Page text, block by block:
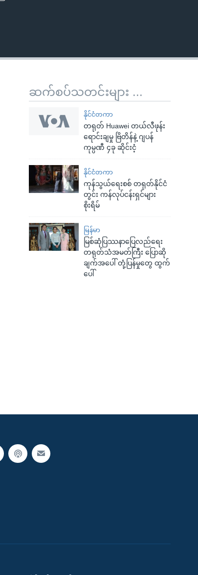
ဆက်စပ်သတင်းများ ...
နိုင်ငံတကာ
တရုတ် Huawei တယ်လီဖုန်း
ရောင်းချမှု ဗြိတိန်နဲ့ ဂျပန်
ကုမ္ပဏီ ၄ခု ဆိုင်းငံ့
နိုင်ငံတကာ
ကုန်သွယ်ရေးစစ် တရုတ်နိုင်ငံ
တွင်း ကန်လုပ်ငန်းရှင်များ
စိုးရိမ်
မြန်မာ
မြစ်ဆုံပြဿနာပြေလည်ရေး
တရုတ်သံအမတ်ကြီး ပြောဆို
ချက်အပေါ် တုံ့ပြန်မှုတွေ ထွက်
ပေါ်